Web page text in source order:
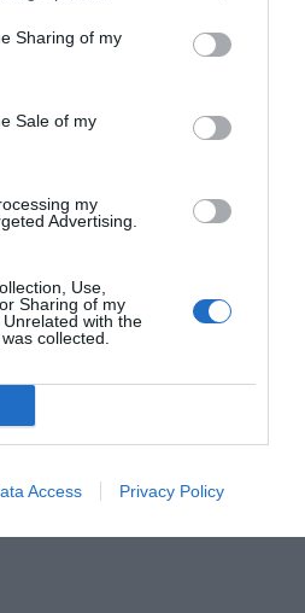
Sharing of my
Sale of my
my
Advertising.
Use,
Sharing of my
with the
collected.
Access Privacy Policy
Parcheggio Interno Coperto
Sala Lettura
Lavaggio a secco
Percorsi in bicicletta
Servizio Fotocopiatrice
Stireria
Transfer da/per Aeroporto
Transfer da/per Porto
Camere Non Fumatori
Senza Barriere Architettoniche